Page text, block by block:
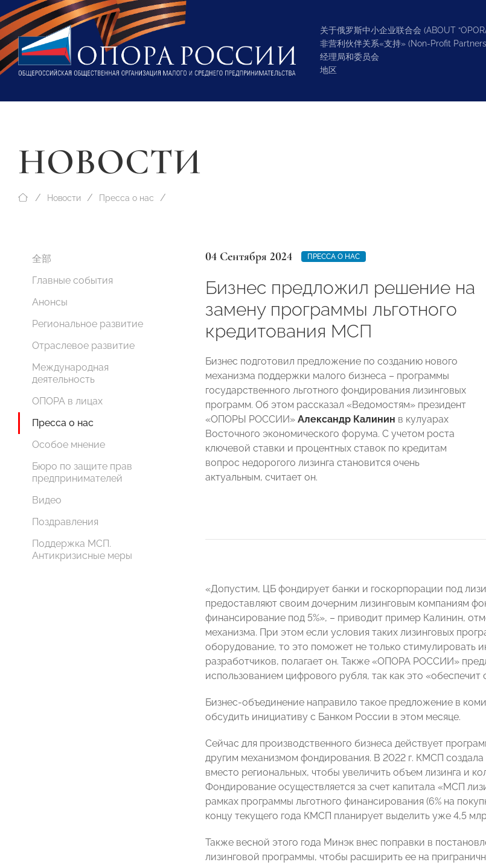
关于俄罗斯中小企业联合会 (ABOUT
非营利伙伴关系«支持» (Non-Profit
经理局和委员会
地区
НОВОСТИ
Новости Пресса о нас
全部
Главные события
Анонсы
Региональное развитие
Отраслевое развитие
Международная
деятельность
ОПОРА в лицах
Пресса о нас
Особое мнение
Бюро по защите прав
предпринимателей
Видео
Поздравления
Поддержка МСП.
Антикризисные меры
04 Сентября 2024 ПРЕССА О НАС
Бизнес предложил решение на
замену программы льготного
кредитования МСП
Бизнес подготовил предложение по созданию нового
механизма поддержки малого бизнеса – программы
государственного льготного фондирования лизинговых
программ. Об этом рассказал «Ведомостям» президент
«ОПОРЫ РОССИИ» Александр Калинин в кулуарах
Восточного экономического форума. С учетом роста
ключевой ставки и процентных ставок по кредитам
вопрос недорогого лизинга становится очень
актуальным, считает он.
«Допустим, ЦБ фондирует банки и госкорпорации под
предоставляют своим дочерним лизинговым компаниям
финансирование под 5%», – приводит пример Калинин,
механизма. При этом если условия таких лизинговых
оборудование, то это поможет не только стимулировать
разработчиков, полагает он. Также «ОПОРА РОССИИ»
использованием цифрового рубля, так как это
Бизнес-объединение направило такое предложение в
обсудить инициативу с Банком России в этом месяце.
Сейчас для производственного бизнеса действует
другим механизмом фондирования. В 2022 г. КМСП
вместо региональных, чтобы увеличить объем лизинга и
Фондирование осуществляется за счет капитала «МСП
рамках программы льготного финансирования (6% на
концу текущего года КМСП планирует выделить уже 4,5
Также весной этого года Минэк внес поправки в
лизинговой программы, чтобы расширить ее на